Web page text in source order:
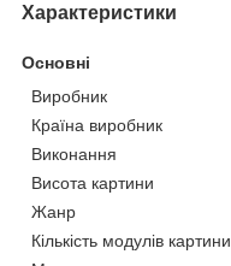
Характеристики
Основні
Виробник
Країна виробник
Виконання
Висота картини
Жанр
Кількість модулів картини